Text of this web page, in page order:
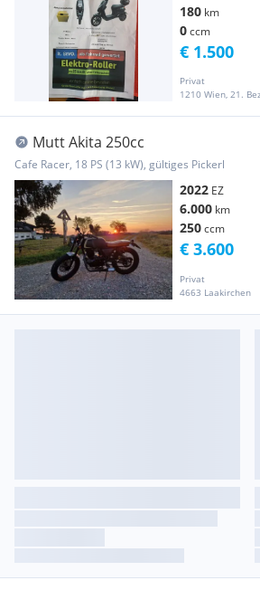
180 km
0ccm
Privat
1210 Wien, 21.
€ 1.500
Mutt Akita 250cc
Cafe Racer, 18 PS (13 kW), gültiges Pickerl
2022 EZ
6.000 km
250ccm
Privat
4663 Laakirchen
€ 3.600